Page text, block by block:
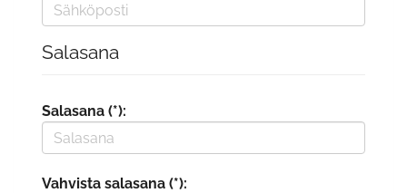
Salasana
Salasana (*):
Vahvista salasana (*):